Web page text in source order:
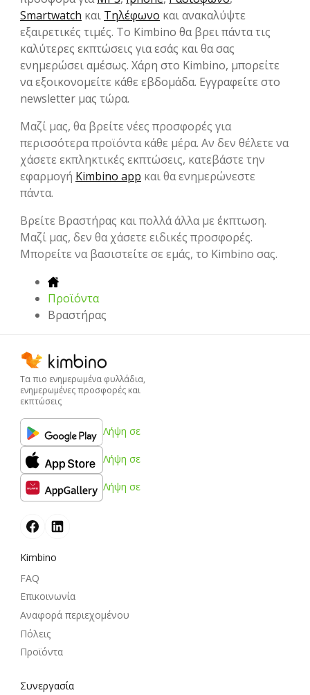
Smartwatch και Τηλέφωνο και ανακαλύψτε
εξαιρετικές τιμές. Το Kimbino θα βρει πάντα τις
καλύτερες εκπτώσεις για εσάς και θα σας
ενημερώσει αμέσως. Χάρη στο Kimbino, μπορείτε
να εξοικονομείτε κάθε εβδομάδα. Εγγραφείτε στο
newsletter μας τώρα.
Μαζί μας, θα βρείτε νέες προσφορές για
περισσότερα προϊόντα κάθε μέρα. Αν δεν θέλετε να
χάσετε εκπληκτικές εκπτώσεις, κατεβάστε την
εφαρμογή Kimbino app και θα ενημερώνεστε
πάντα.
Βρείτε Βραστήρας και πολλά άλλα με έκπτωση.
Μαζί μας, δεν θα χάσετε ειδικές προσφορές.
Μπορείτε να βασιστείτε σε εμάς, το Kimbino σας.
Προϊόντα
Βραστήρας
Τα πιο ενημερωμένα φυλλάδια,
ενημερωμένες προσφορές και
εκπτώσεις
Λήψη σε
Λήψη σε
Λήψη σε
Kimbino
FAQ
Επικοινωνία
Αναφορά περιεχομένου
Πόλεις
Προϊόντα
Συνεργασία